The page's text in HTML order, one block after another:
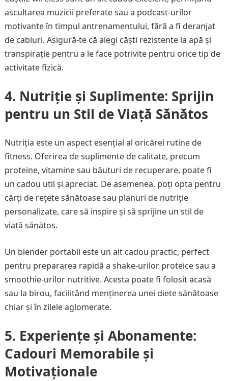
ascultarea muzicii preferate sau a podcast-urilor
motivante în timpul antrenamentului, fără a fi deranjat
de cabluri. Asigură-te că alegi căști rezistente la apă și
transpirație pentru a le face potrivite pentru orice tip de
activitate fizică.
4. Nutriție și Suplimente: Sprijin
pentru un Stil de Viață Sănătos
Nutriția este un aspect esențial al oricărei rutine de
fitness. Oferirea de suplimente de calitate, precum
proteine, vitamine sau băuturi de recuperare, poate fi
un cadou util și apreciat. De asemenea, poți opta pentru
cărți de rețete sănătoase sau planuri de nutriție
personalizate, care să inspire și să sprijine un stil de
viață sănătos.
Un blender portabil este un alt cadou practic, perfect
pentru prepararea rapidă a shake-urilor proteice sau a
smoothie-urilor nutritive. Acesta poate fi folosit acasă
sau la birou, facilitând menținerea unei diete sănătoase
chiar și în zilele aglomerate.
5. Experiențe și Abonamente:
Cadouri Memorabile și
Motivaționale